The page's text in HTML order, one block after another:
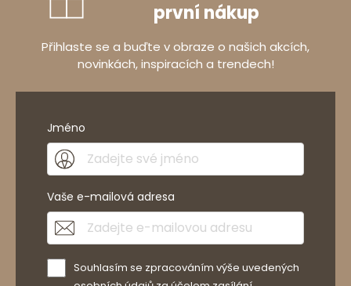
první nákup
Přihlaste se a buďte v obraze o našich akcích,
novinkách, inspiracích a trendech!
Jméno
Vaše e-mailová adresa
Souhlasím se zpracováním výše uvedených